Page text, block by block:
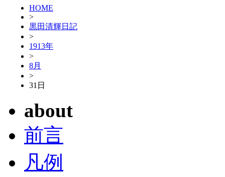
HOME
>
黒田清輝日記
>
1913年
>
8月
>
31日
about
前言
凡例